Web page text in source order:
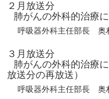
２月放送分
肺がんの外科的治療
呼吸器外科主任部長
３月放送分
肺がんの外科的治療
放送分の再放送）
呼吸器外科主任部長